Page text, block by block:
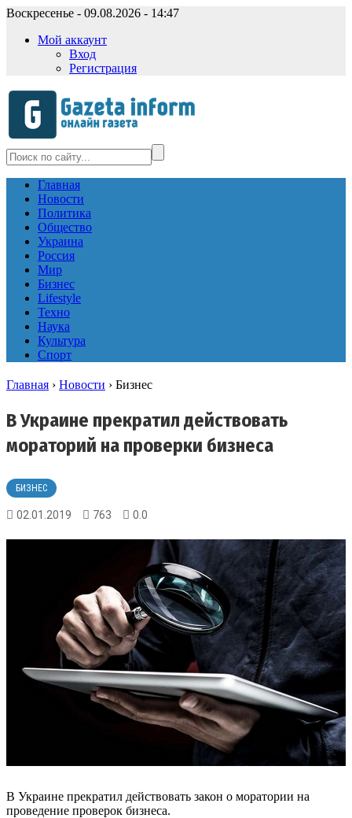
Воскресенье - 09.08.2026 - 14:47
Мой аккаунт
Вход
Регистрация
Главная
Новости
Политика
Общество
Украина
Россия
Мир
Бизнес
Lifestyle
Техно
Наука
Культура
Спорт
Главная › Новости › Бизнес
В Украине прекратил действовать
мораторий на проверки бизнеса
БИЗНЕС
02.01.2019 763 0.0
В Украине прекратил действовать закон о моратории на
проведение проверок бизнеса.